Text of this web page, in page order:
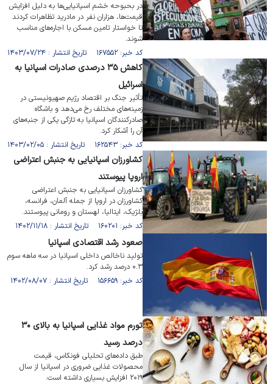
در بحبوحه خشم اسپانیایی‌ها به دلیل افزایش
قیمت‌ها، هزاران نفر در مادرید تظاهرات کردند
تا خواستار تامین مسکن با اجاره‌های مناسب
شوند.
کد خبر: ۱۶۷۵۵۲ تاریخ انتشار : ۱۴۰۳/۰۷/۲۴
کاهش ۳۵ درصدی صادرات اسپانیا به
اسرائیل
تأثیر جنگ بر اقتصاد رژیم صهیونیستی در
زمینه‌های مختلف رخ می‌دهد و باشگاه
صادرکنندگان اسپانیا به تازگی یکی از جنبه‌های
آن را آشکار کرد.
کد خبر: ۱۶۲۵۴۳ تاریخ انتشار : ۱۴۰۳/۰۲/۰۵
کشاورزان اسپانیایی به جنبش اعتراضی
اروپا پیوستند
کشاورزان اسپانیایی به جنبش اعتراضی
کشاورزان در اروپا از جمله آلمان، فرانسه،
بلژیک، ایتالیا، لهستان و رومانی پیوستند.
کد خبر: ۱۶۰۲۰۱ تاریخ انتشار : ۱۴۰۲/۱۱/۱۸
صعود رشد اقتصادی اسپانیا
تولید ناخالص داخلی اسپانیا در سه ماهه سوم
۰.۳ درصد رشد کرد.
کد خبر: ۱۵۶۶۵۹ تاریخ انتشار : ۱۴۰۲/۰۸/۰۷
تورم مواد غذایی اسپانیا به بالای ۳۰
درصد رسید
طبق داده‌های تحلیلی فونکاس، قیمت
محصولات غذایی ضروری در اسپانیا از سال
۲۰۱۹ افزایش بسیاری داشته است.